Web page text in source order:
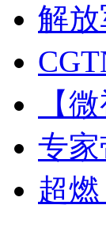
解
【
专
超